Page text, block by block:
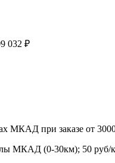
032 ₽
МКАД при заказе от
МКАД (0-30км); 50 руб/